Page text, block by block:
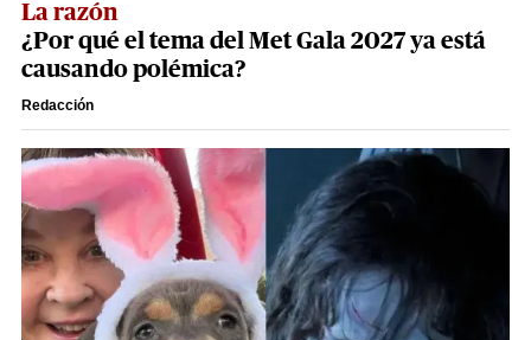
La razón
¿Por qué el tema del Met Gala 2027 ya está
causando polémica?
Redacción